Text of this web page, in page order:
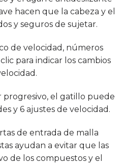
hacen que la cabeza y el
y seguros de sujetar.
de velocidad, números
para indicar los cambios
el gatillo puede
y 6 ajustes de velocidad.
de entrada de malla
ayudan a evitar que las
de los compuestos y el